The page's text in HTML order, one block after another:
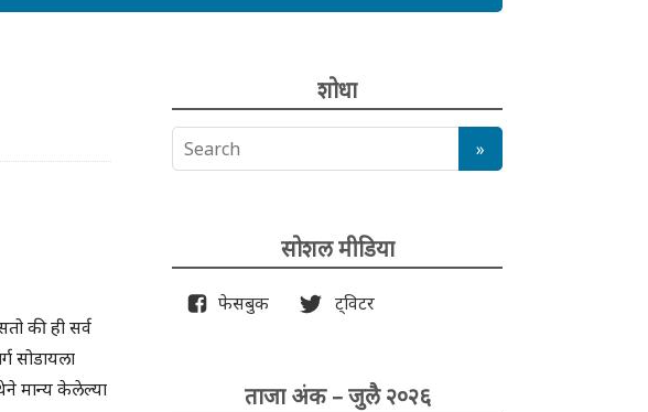
की ही सर्व
सोडायला
मान्य केलेल्या
शोधा
सोशल मीडिया
फेसबुक ट्विटर
ताजा अंक – जुलै २०२६